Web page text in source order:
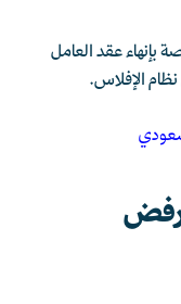
بإنهاء عقد العامل
الإفلاس.